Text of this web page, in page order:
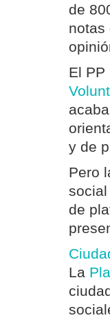
de
notas
El
y de
Pero
de
La